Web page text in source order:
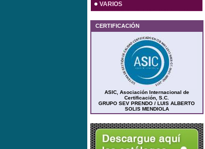
VARIOS
CERTIFICACIÓN
ASIC, Asociación Internacional de
Certificación, S.C.
GRUPO SEV PRENDO / LUIS ALBERTO
SOLIS MENDIOLA